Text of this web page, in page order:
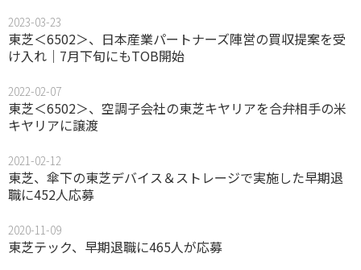
2023-03-23
東芝＜6502＞、日本産業パートナーズ陣営の買収提案を受
け入れ｜7月下旬にもTOB開始
2022-02-07
東芝＜6502＞、空調子会社の東芝キヤリアを合弁相手の米
キヤリアに譲渡
2021-02-12
東芝、傘下の東芝デバイス＆ストレージで実施した早期退
職に452人応募
2020-11-09
東芝テック、早期退職に465人が応募